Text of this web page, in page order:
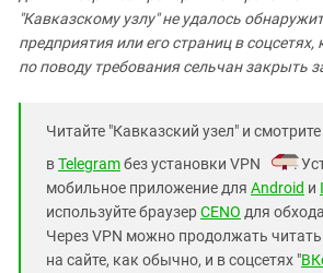
"Кавказскому узлу" не удалось
предприятия или его страниц в
по поводу требования сельчан закрыть
Читайте "Кавказский узел" и
вTelegramбез установки VPN
.
мобильное приложение для Android и
используйте браузерCENO для
Через VPN можно продолжать читать
на сайте, как обычно, и в соцсетях "